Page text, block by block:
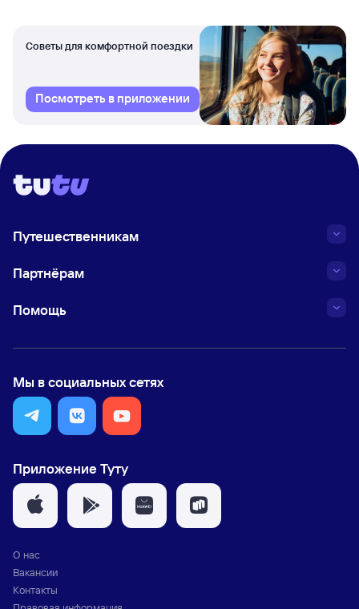
Советы для комфортной поездки
Посмотреть в приложении
Путешественникам
Партнёрам
Помощь
Мы в социальных сетях
Приложение Туту
О нас
Вакансии
Контакты